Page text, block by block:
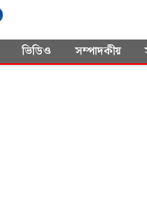
ভিডিও সম্পাদকীয়